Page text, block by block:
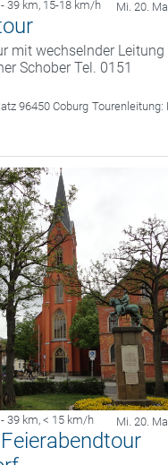
39 km, 15-18 km/h Mi. 20.
mit wechselnder Leitung
Schober Tel. 0151
96450 Coburg Tourenleitung:
39 km, < 15 km/h Mi. 20.